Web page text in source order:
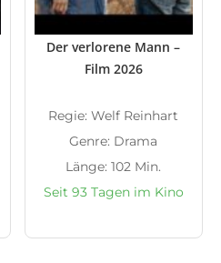
Der verlorene Mann –
Film 2026
Regie: Welf Reinhart
Genre: Drama
Länge: 102 Min.
Seit 93 Tagen im Kino